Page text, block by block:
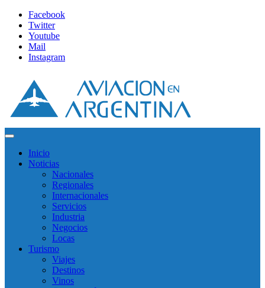
Facebook
Twitter
Youtube
Mail
Instagram
Inicio
Noticias
Nacionales
Regionales
Internacionales
Servicios
Industria
Negocios
Locas
Turismo
Viajes
Destinos
Vinos